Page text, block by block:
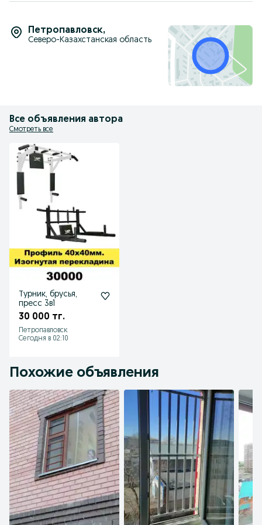
Петропавловск,
Северо-Казахстанская область
Все объявления автора
Смотреть все
Турник, брусья,
пресс 3в1
30 000 тг.
Петропавловск
Сегодня в 02:10
Похожие объявления